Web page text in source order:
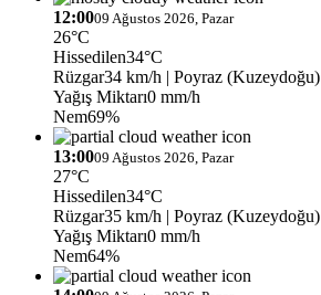
12:0009 Ağustos 2026, Pazar
26°C
Hissedilen34°C
Rüzgar34 km/h | Poyraz (Kuzeydoğu)
Yağış Miktarı0 mm/h
Nem69%
13:0009 Ağustos 2026, Pazar
27°C
Hissedilen34°C
Rüzgar35 km/h | Poyraz (Kuzeydoğu)
Yağış Miktarı0 mm/h
Nem64%